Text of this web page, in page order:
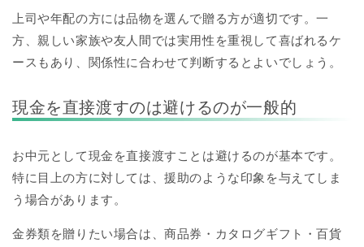
上司や年配の方には品物を選んで贈る方が適切です。一
方、親しい家族や友人間では実用性を重視して喜ばれるケ
ースもあり、関係性に合わせて判断するとよいでしょう。
現金を直接渡すのは避けるのが一般的
お中元として現金を直接渡すことは避けるのが基本です。
特に目上の方に対しては、援助のような印象を与えてしま
う場合があります。
金券類を贈りたい場合は、商品券・カタログギフト・百貨